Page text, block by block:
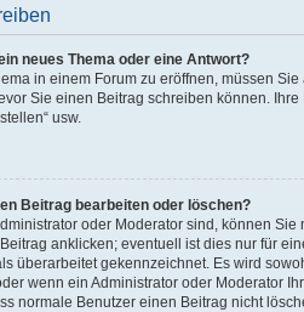
neues Thema oder eine Antwort?
in einem Forum zu eröffnen, müssen
Sie einen Beitrag schreiben können.
usw.
Beitrag bearbeiten oder löschen?
oder Moderator sind, können
anklicken; eventuell ist dies nur für
überarbeitet gekennzeichnet. Es wird
wenn ein Administrator oder Moderator
normale Benutzer einen Beitrag nicht